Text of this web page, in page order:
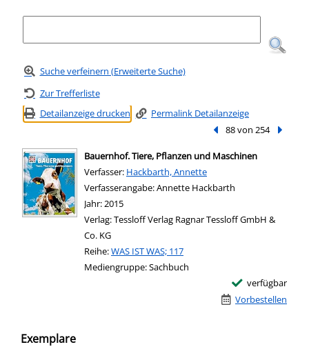
Suche verfeinern (Erweiterte Suche)
Zur Trefferliste
Detailanzeige drucken
Permalink Detailanzeige
Vorheriger Treffer
88 von 254
Bauernhof. Tiere, Pflanzen und Maschinen
Verfasser: Suche nach diesem Verfasser
Hackbarth, Annette
Verfasserangabe:Annette Hackbarth
Jahr:2015
Verlag:Tessloff Verlag Ragnar Tessloff GmbH &
Co. KG
Reihe:WAS IST WAS; 117
Mediengruppe:Sachbuch
verfügbar
Vorbestellen
Exemplare